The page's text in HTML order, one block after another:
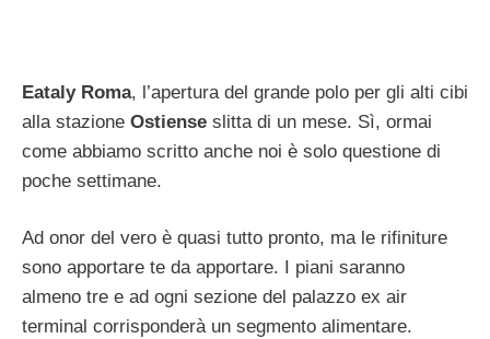
Eataly Roma, l’apertura del grande polo per gli alti cibi
alla stazione Ostiense slitta di un mese. Sì, ormai
come abbiamo scritto anche noi è solo questione di
poche settimane.
Ad onor del vero è quasi tutto pronto, ma le rifiniture
sono apportare te da apportare. I piani saranno
almeno tre e ad ogni sezione del palazzo ex air
terminal corrisponderà un segmento alimentare.